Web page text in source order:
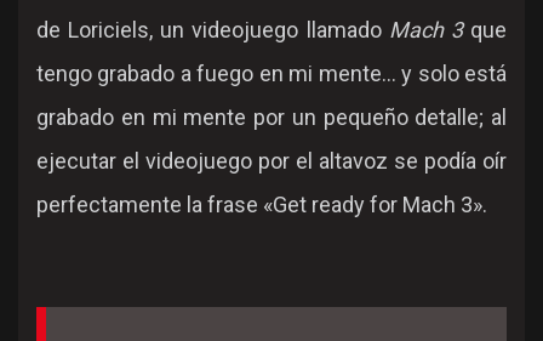
de Loriciels, un videojuego llamado Mach 3que
tengo grabado a fuego en mi mente... y solo está
grabado en mi mente por un pequeño detalle; al
ejecutar el videojuego por el altavoz se podía oír
perfectamente la frase «Get ready for Mach 3».